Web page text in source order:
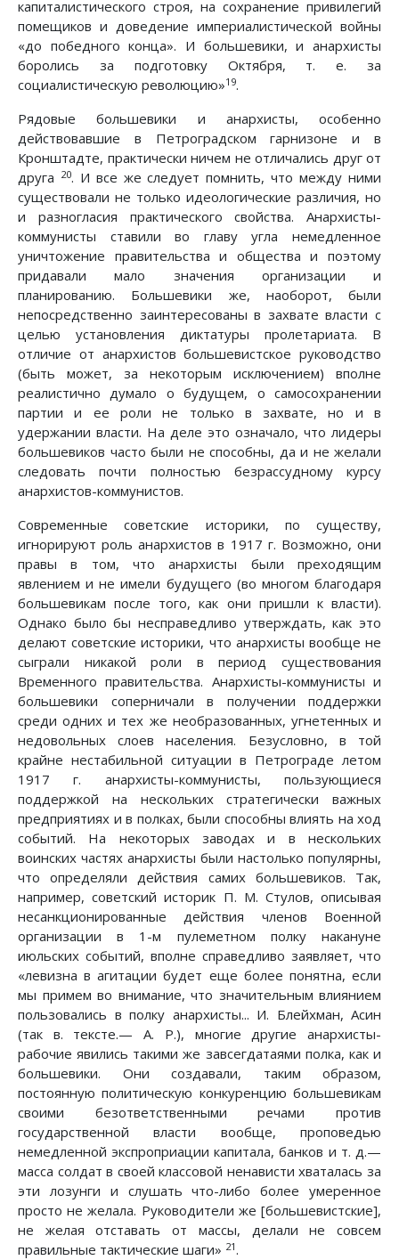
капиталистического строя, на сохранение привилегий
помещиков и доведение империалистической войны
«до победного конца». И большевики, и анархисты
боролись за подготовку Октября, т. е. за
социалистическую революцию»19.
Рядовые большевики и анархисты, особенно
действовавшие в Петроградском гарнизоне и в
Кронштадте, практически ничем не отличались друг от
друга 20. И все же следует помнить, что между ними
существовали не только идеологические различия, но
и разногласия практического свойства. Анархисты-
коммунисты ставили во главу угла немедленное
уничтожение правительства и общества и поэтому
придавали мало значения организации и
планированию. Большевики же, наоборот, были
непосредственно заинтересованы в захвате власти с
целью установления диктатуры пролетариата. В
отличие от анархистов большевистское руководство
(быть может, за некоторым исключением) вполне
реалистично думало о будущем, о самосохранении
партии и ее роли не только в захвате, но и в
удержании власти. На деле это означало, что лидеры
большевиков часто были не способны, да и не желали
следовать почти полностью безрассудному курсу
анархистов-коммунистов.
Современные советские историки, по существу,
игнорируют роль анархистов в 1917 г. Возможно, они
правы в том, что анархисты были преходящим
явлением и не имели будущего (во многом благодаря
большевикам после того, как они пришли к власти).
Однако было бы несправедливо утверждать, как это
делают советские историки, что анархисты вообще не
сыграли никакой роли в период существования
Временного правительства. Анархисты-коммунисты и
большевики соперничали в получении поддержки
среди одних и тех же необразованных, угнетенных и
недовольных слоев населения. Безусловно, в той
крайне нестабильной ситуации в Петрограде летом
1917 г. анархисты-коммунисты, пользующиеся
поддержкой на нескольких стратегически важных
предприятиях и в полках, были способны влиять на ход
событий. На некоторых заводах и в нескольких
воинских частях анархисты были настолько популярны,
что определяли действия самих большевиков. Так,
например, советский историк П. М. Стулов, описывая
несанкционированные действия членов Военной
организации в 1-м пулеметном полку накануне
июльских событий, вполне справедливо заявляет, что
«левизна в агитации будет еще более понятна, если
мы примем во внимание, что значительным влиянием
пользовались в полку анархисты... И. Блейхман, Асин
(так в. тексте.— А. Р.), многие другие анархисты-
рабочие явились такими же завсегдатаями полка, как и
большевики. Они создавали, таким образом,
постоянную политическую конкуренцию большевикам
своими безответственными речами против
государственной власти вообще, проповедью
немедленной экспроприации капитала, банков и т. д.—
масса солдат в своей классовой ненависти хваталась за
эти лозунги и слушать что-либо более умеренное
просто не желала. Руководители же [большевистские],
не желая отставать от массы, делали не совсем
правильные тактические шаги» 21.